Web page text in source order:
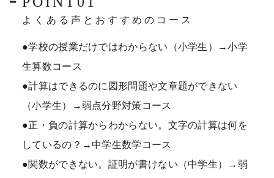
よくある声とおすすめのコース
●学校の授業だけではわからない（小学生）→小学
生算数コース
●計算はできるのに図形問題や文章題ができない
（小学生）→弱点分野対策コース
●正・負の計算からわからない。文字の計算は何を
しているの？→中学生数学コース
●関数ができない。証明が書けない（中学生）→弱